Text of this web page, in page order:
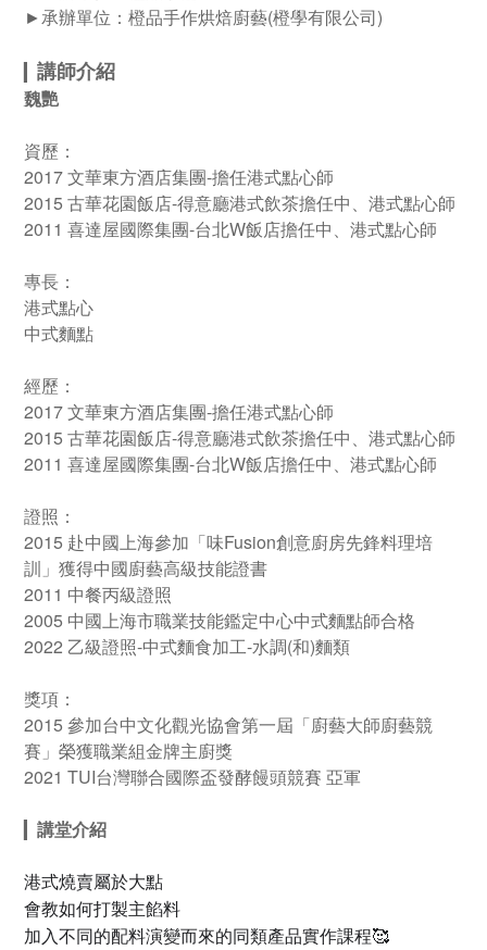
►承辦單位：橙品手作烘焙廚藝(橙學有限公司)
講師介紹
魏艷
資歷：
2017 文華東方酒店集團-擔任港式點心師
2015 古華花園飯店-得意廳港式飲茶擔任中、港式點心師
2011 喜達屋國際集團-台北W飯店擔任中、港式點心師
專長：
港式點心
中式麵點
經歷：
2017 文華東方酒店集團-擔任港式點心師
2015 古華花園飯店-得意廳港式飲茶擔任中、港式點心師
2011 喜達屋國際集團-台北W飯店擔任中、港式點心師
證照：
2015 赴中國上海參加「味Fusion創意廚房先鋒料理培
訓」獲得中國廚藝高級技能證書
2011 中餐丙級證照
2005 中國上海市職業技能鑑定中心中式麵點師合格
2022 乙級證照-中式麵食加工-水調(和)麵類
獎項：
2015 參加台中文化觀光協會第一屆「廚藝大師廚藝競
賽」榮獲職業組金牌主廚獎
2021 TUI台灣聯合國際盃發酵饅頭競賽 亞軍
講堂介紹
港式燒賣屬於大點
會教如何打製主餡料
加入不同的配料演變而來的同類產品實作課程🥰